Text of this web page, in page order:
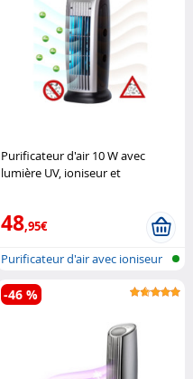
Purificateur d'air 10 W avec
lumière UV, ioniseur et
48,95€
Purificateur d'air avec ioniseur
-46 %